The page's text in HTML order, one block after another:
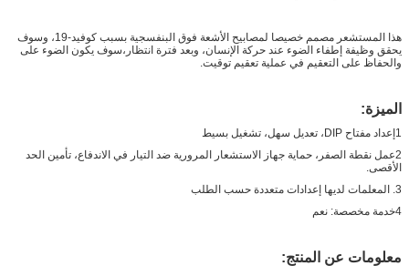
هذا المستشعر مصمم خصيصا لمصابيح الأشعة فوق البنفسجية بسبب كوفيد-19، وسوف
يحقق وظيفة إطفاء الضوء عند حركة الإنسان، وبعد فترة انتظار،سوف يكون الضوء على
والحفاظ على التعقيم في عملية تعقيم توقيت.
الميزة:
1إعداد مفتاح DIP، تعديل سهل، تشغيل بسيط
2عمل نقطة الصفر، حماية جهاز الاستشعار المرورية ضد التيار في الاندفاع، تأمين الحد
الأقصى.
3. المعلمات لديها إعدادات متعددة حسب الطلب
4خدمة مخصصة: نعم
معلومات عن المنتج: